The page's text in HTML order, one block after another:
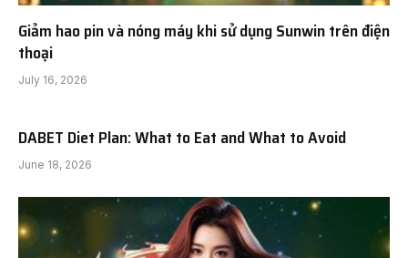
Giảm hao pin và nóng máy khi sử dụng Sunwin trên điện
thoại
July 16, 2026
DABET Diet Plan: What to Eat and What to Avoid
June 18, 2026